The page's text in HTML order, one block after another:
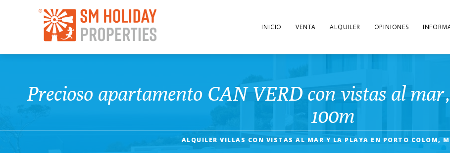
INICIO VENTA ALQUILER OPINIONES
Precioso apartamento CAN VERD con vistas al
100m
ALQUILER VILLAS CON VISTAS AL MAR Y LA PLAYA EN PORTO COLOM,